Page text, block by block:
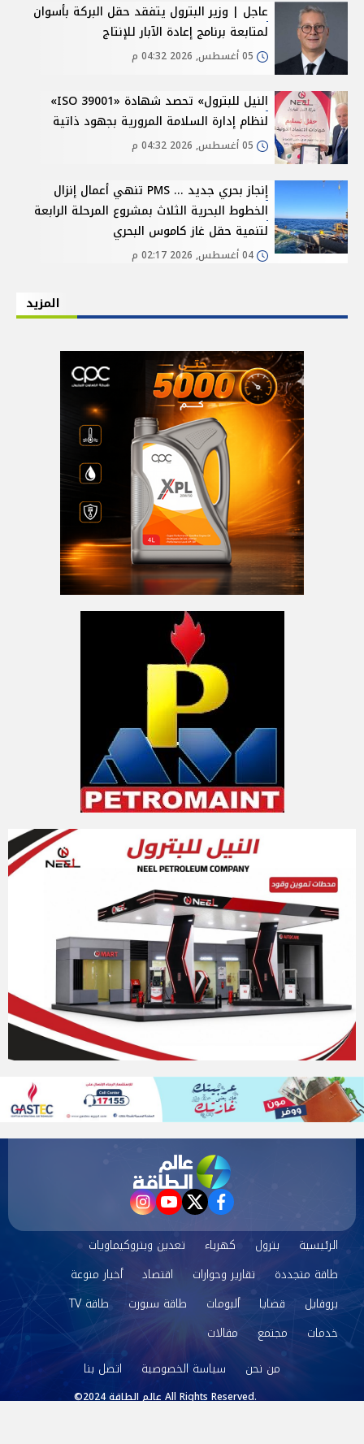
عاجل | وزير البترول يتفقد حقل البركة بأسوان
لمتابعة برنامج إعادة الآبار للإنتاج
النيل للبترول» تحصد شهادة «ISO 39001»
لنظام إدارة السلامة المرورية بجهود ذاتية
إنجاز بحري جديد ... PMS تنهي أعمال إنزال
الخطوط البحرية الثلاث بمشروع المرحلة الرابعة
لتنمية حقل غاز كاموس البحري
المزيد
facebook
twitter
youtube
instagram
الرئيسية بترول كهرباء
تعدين وبتروكيماويات
طاقة متجددة
تقارير وحوارات اقتصاد
أخبار منوعة
بروفايل
قضايا ألبومات طاقة سبورت
طاقة TV
خدمات
مجتمع
مقالات
من نحن
سياسة الخصوصية اتصل بنا
©2024 عالم الطاقة All Rights Reserved.